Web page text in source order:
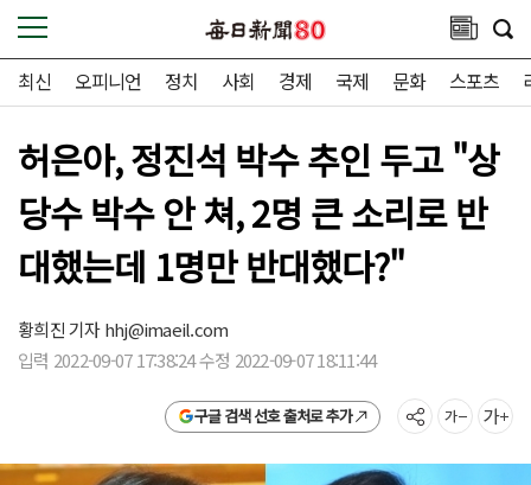
최신 오피니언 정치 사회 경제 국제 문화 스포츠
허은아, 정진석 박수 추인 두고 "상
당수 박수 안 쳐, 2명 큰 소리로 반
대했는데 1명만 반대했다?"
황희진 기자hhj@imaeil.com
입력 2022-09-07 17:38:24 수정 2022-09-07 18:11:44
구글 검색 선호 출처로 추가